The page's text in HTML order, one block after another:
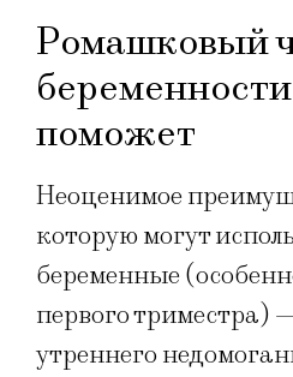
Ромашковый
поможет
Неоценимое
которую могут
беременные
первого триместра)
утреннего